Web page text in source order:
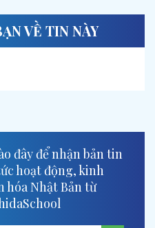
VỀ TIN NÀY
đây để nhận bản tin
hoạt động, kinh
hóa Nhật Bản từ